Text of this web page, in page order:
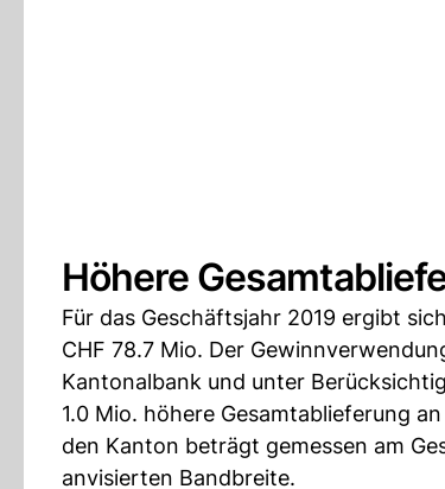
Höhere
Für das Geschäftsjahr 2019 ergibt
CHF 78.7 Mio. Der
Kantonalbank und unter
1.0 Mio. höhere Gesamtablieferung
den Kanton beträgt gemessen am
anvisierten Bandbreite.